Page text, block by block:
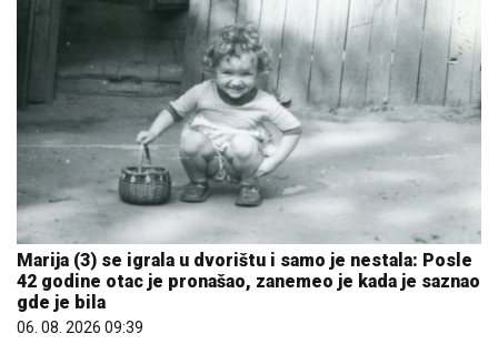
Marija (3) se igrala u dvorištu i samo je nestala: Posle
42 godine otac je pronašao, zanemeo je kada je saznao
gde je bila
06. 08. 2026 09:39
06. 08. 2026 09:55